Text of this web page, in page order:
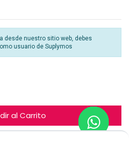
desde nuestro sitio web, debes
usuario de Suplymos
al Carrito